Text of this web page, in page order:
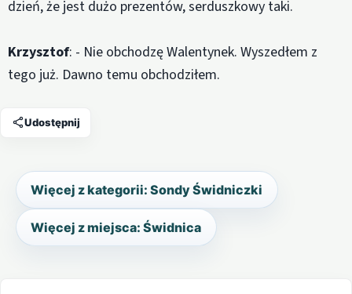
dzień, że jest dużo prezentów, serduszkowy taki.
Krzysztof: - Nie obchodzę Walentynek. Wyszedłem z
tego już. Dawno temu obchodziłem.
Udostępnij
Więcej z kategorii: Sondy Świdniczki
Więcej z miejsca: Świdnica